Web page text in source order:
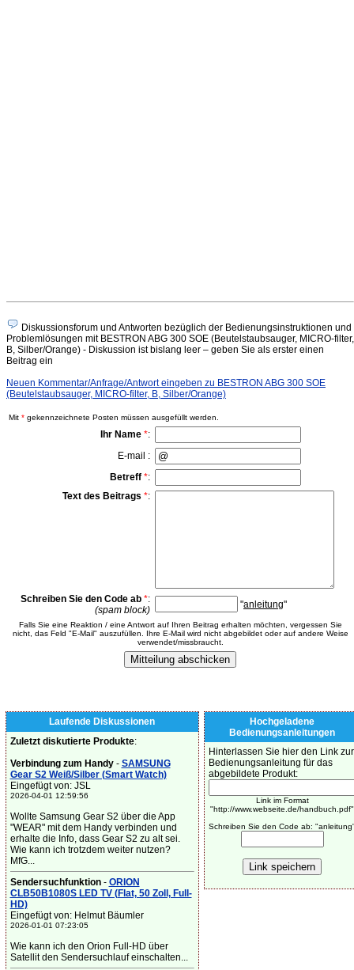
Diskussionsforum und Antworten bezüglich der Bedienungsinstruktionen und
Problemlösungen mit BESTRON ABG 300 SOE (Beutelstaubsauger, MICRO-filter,
B, Silber/Orange) - Diskussion ist bislang leer – geben Sie als erster einen
Beitrag ein
Neuen Kommentar/Anfrage/Antwort eingeben zu BESTRON ABG 300 SOE
(Beutelstaubsauger, MICRO-filter, B, Silber/Orange)
Mit * gekennzeichnete Posten müssen ausgefüllt werden.
Ihr Name *:
E-mail :
Betreff *:
Text des Beitrags *:
Schreiben Sie den Code ab *:
(spam block)
"anleitung"
Falls Sie eine Reaktion / eine Antwort auf Ihren Beitrag erhalten möchten, vergessen Sie
nicht, das Feld "E-Mail" auszufüllen. Ihre E-Mail wird nicht abgebildet oder auf andere Weise
verwendet/missbraucht.
Laufende Diskussionen
Zuletzt diskutierte Produkte:
Verbindung zum Handy- SAMSUNG
Gear S2 Weiß/Silber (Smart Watch)
Eingefügt von: JSL
2026-04-01 12:59:56
Wollte Samsung Gear S2 über die App
"WEAR" mit dem Handy verbinden und
erhalte die Info, dass Gear S2 zu alt sei.
Wie kann ich trotzdem weiter nutzen?
MfG...
Sendersuchfunktion- ORION
CLB50B1080S LED TV (Flat, 50 Zoll, Full-
HD)
Eingefügt von: Helmut Bäumler
2026-01-01 07:23:05
Wie kann ich den Orion Full-HD über
Satellit den Sendersuchlauf einschalten...
Hochgeladene
Bedienungsanleitungen
Hinterlassen Sie hier den Link zur
Bedienungsanleitung für das
abgebildete Produkt:
Link im Format
"http://www.webseite.de/handbuch.pdf"
Schreiben Sie den Code ab: